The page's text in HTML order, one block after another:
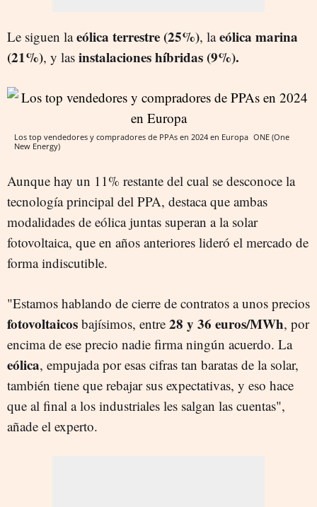
Le siguen laeólica terrestre (25%), laeólica marina
(21%), y las instalaciones híbridas (9%).
Los top vendedores y compradores de PPAs en 2024 en Europa ONE (One
New Energy)
Aunque hay un 11% restante del cual se desconoce la
tecnología principal del PPA, destaca que ambas
modalidades de eólica juntas superan a la solar
fotovoltaica, que en años anteriores lideró el mercado de
forma indiscutible.
"Estamos hablando de cierre de contratos a unos precios
fotovoltaicos bajísimos, entre 28 y 36 euros/MWh, por
encima de ese precio nadie firma ningún acuerdo. La
eólica, empujada por esas cifras tan baratas de la solar,
también tiene que rebajar sus expectativas, y eso hace
que al final a los industriales les salgan las cuentas",
añade el experto.